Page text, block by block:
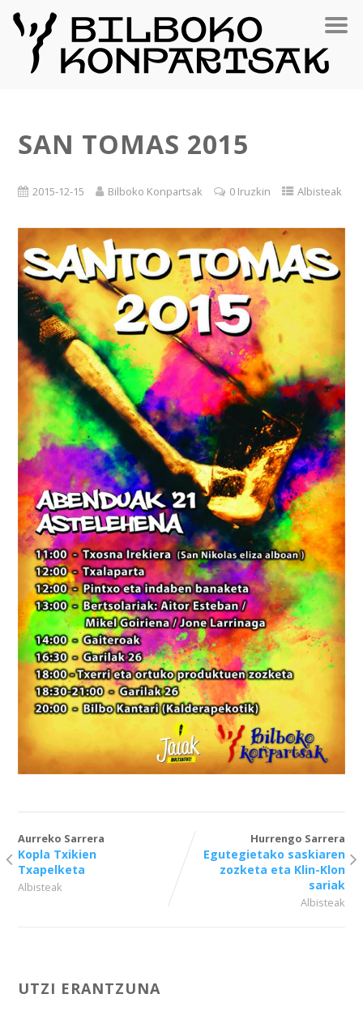
SAN TOMAS 2015
2015-12-15 Bilboko Konpartsak 0 Iruzkin Albisteak
Aurreko Sarrera
Kopla Txikien
Txapelketa
Albisteak
Hurrengo Sarrera
Egutegietako saskiaren
zozketa eta Klin-Klon
sariak
Albisteak
UTZI ERANTZUNA